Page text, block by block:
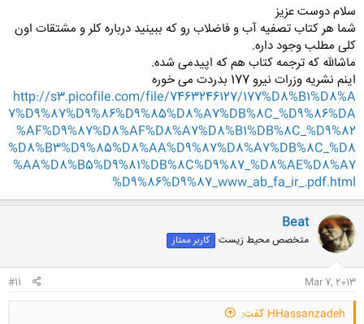
سلام دوست عزیز
شما هر کتاب تصفیه آب و فاضلاب رو که ببینید درباره کلر و مشتقات اون
کلی مطلب وجود داره.
ماشالله که ترجمه کتاب هم که اپیدمی شده.
اینم نشریه وزرات نیرو 177 بدردت می خوره
http://s3.picofile.com/file/7463246127/177%D8%B1%D8%A
7%D9%87%D9%86%D9%85%D8%A7%DB%8C_%D9%86%DA
%AF%D9%87%D8%AF%D8%A7%D8%B1%DB%8C_%D9%82
%D8%B3%D9%85%D8%AA%D9%87%D8%A7%DB%8C_%D8
%AA%D8%B5%D9%81%DB%8C%D9%87_%D8%AE%D8%A7
%D9%86%D9%87_www_ab_fa_ir_.pdf.html
Beat
متخصص محیط زیست کاربر ممتاز
Mar 7, 2013
#11
HHassanzadeh گفت: